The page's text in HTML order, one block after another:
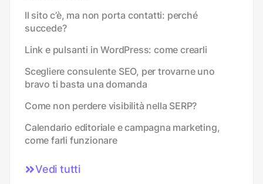
Il sito c’è, ma non porta contatti: perché
succede?
Link e pulsanti in WordPress: come crearli
Scegliere consulente SEO, per trovarne uno
bravo ti basta una domanda
Come non perdere visibilità nella SERP?
Calendario editoriale e campagna marketing,
come farli funzionare
Vedi tutti